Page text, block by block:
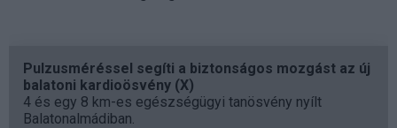
Pulzusméréssel segíti a biztonságos mozgást az új
balatoni kardioösvény (X)
4 és egy 8 km-es egészségügyi tanösvény nyílt
Balatonalmádiban.